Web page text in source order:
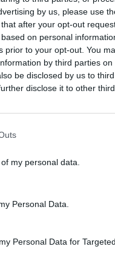
by us, please use
after your opt-out
on personal
prior to your opt-out. You
by third parties on
be disclosed by us to
disclose it to other
my personal data.
Personal Data.
Personal Data for Targeted
η γυναίκα
το
που αρχικά δεν
για κάτι
λεπτό, μέχρι
φτάνουν στο σημείο
Παρά τις
διαπίστωσαν
της.
διερευνηθούν τα
αναμένεται να